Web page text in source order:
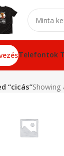
Telefontok
“cicás”Showing